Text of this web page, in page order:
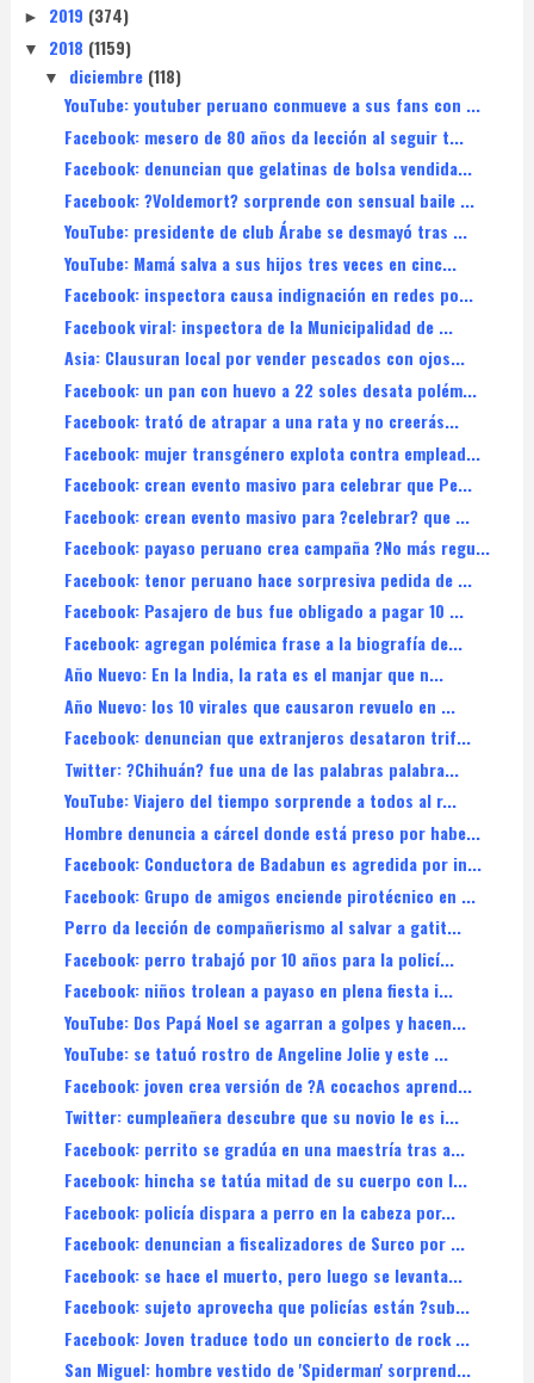
► 2019 (374)
▼ 2018 (1159)
▼ diciembre (118)
YouTube: youtuber peruano conmueve a sus fans con ...
Facebook: mesero de 80 años da lección al seguir t...
Facebook: denuncian que gelatinas de bolsa vendida...
Facebook: ?Voldemort? sorprende con sensual baile ...
YouTube: presidente de club Árabe se desmayó tras ...
YouTube: Mamá salva a sus hijos tres veces en cinc...
Facebook: inspectora causa indignación en redes po...
Facebook viral: inspectora de la Municipalidad de ...
Asia: Clausuran local por vender pescados con ojos...
Facebook: un pan con huevo a 22 soles desata polém...
Facebook: trató de atrapar a una rata y no creerás...
Facebook: mujer transgénero explota contra emplead...
Facebook: crean evento masivo para celebrar que Pe...
Facebook: crean evento masivo para ?celebrar? que ...
Facebook: payaso peruano crea campaña ?No más regu...
Facebook: tenor peruano hace sorpresiva pedida de ...
Facebook: Pasajero de bus fue obligado a pagar 10 ...
Facebook: agregan polémica frase a la biografía de...
Año Nuevo: En la India, la rata es el manjar que n...
Año Nuevo: los 10 virales que causaron revuelo en ...
Facebook: denuncian que extranjeros desataron trif...
Twitter: ?Chihuán? fue una de las palabras palabra...
YouTube: Viajero del tiempo sorprende a todos al r...
Hombre denuncia a cárcel donde está preso por habe...
Facebook: Conductora de Badabun es agredida por in...
Facebook: Grupo de amigos enciende pirotécnico en ...
Perro da lección de compañerismo al salvar a gatit...
Facebook: perro trabajó por 10 años para la policí...
Facebook: niños trolean a payaso en plena fiesta i...
YouTube: Dos Papá Noel se agarran a golpes y hacen...
YouTube: se tatuó rostro de Angeline Jolie y este ...
Facebook: joven crea versión de ?A cocachos aprend...
Twitter: cumpleañera descubre que su novio le es i...
Facebook: perrito se gradúa en una maestría tras a...
Facebook: hincha se tatúa mitad de su cuerpo con l...
Facebook: policía dispara a perro en la cabeza por...
Facebook: denuncian a fiscalizadores de Surco por ...
Facebook: se hace el muerto, pero luego se levanta...
Facebook: sujeto aprovecha que policías están ?sub...
Facebook: Joven traduce todo un concierto de rock ...
San Miguel: hombre vestido de 'Spiderman' sorprend...